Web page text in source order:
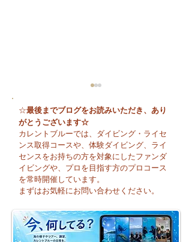
今日も暑い一日になり
そうですね☀️
☆最後までブログをお読みいただき、あり
がとうございます☆
カレントブルーでは、ダイビング・ライセ
ンス取得コースや、体験ダイビング、ライ
センスをお持ちの方を対象にしたファンダ
イビングや、プロを目指す方のプロコース
を常時開催しています。
まずはお気軽にお問い合わせください。